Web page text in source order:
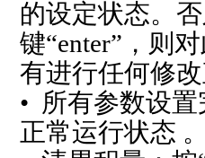
的设定状态。
键“enter”，则
有进行任何修
• 所有参数设
正常运行状态